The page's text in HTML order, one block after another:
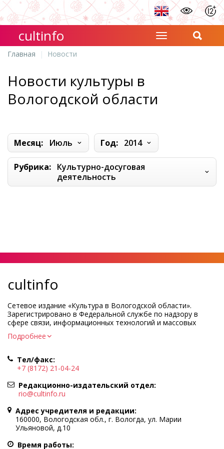
cultinfo
Главная Новости
Новости культуры в
Вологодской области
Месяц: Июль Год: 2014
Рубрика: Культурно-досуговая
деятельность
cultinfo
Сетевое издание «Культура в Вологодской области».
Зарегистрировано в Федеральной службе по надзору в
сфере связи, информационных технологий и массовых
коммуникаций.
Регистрационный номер и дата принятия решения о
Учредитель КУ ВО «Информационно-аналитический центр
культуры»
Адрес учредителя и редакции: 160000, Вологодская обл., г.
Вологда, ул. Марии Ульяновой, д.10
Главный редактор — Легчанова Елена Григорьевна
Политика в отношении обработки персональных данных
При полном или частичном использовании информации
портала гиперссылка на cultinfo.ru обязательна.
Подробнее
Тел/факс:
+7 (8172) 21-04-24
Редакционно-издательский отдел:
rio@cultinfo.ru
Адрес учредителя и редакции:
160000, Вологодская обл., г. Вологда, ул. Марии
Ульяновой, д.10
Время работы: